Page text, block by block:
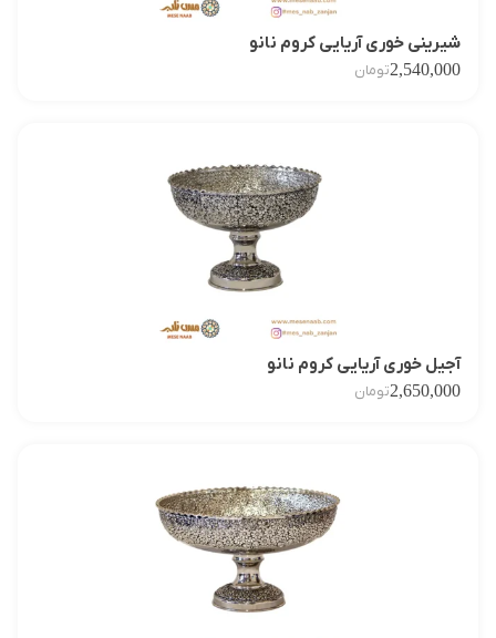
شیرینی خوری آریایی کروم نانو
2,540,000تومان
آجیل خوری آریایی کروم نانو
2,650,000تومان